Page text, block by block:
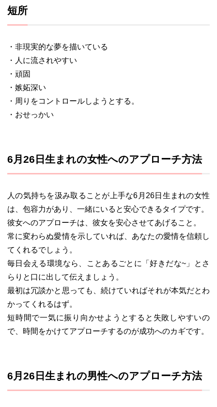
短所
・非現実的な夢を描いている
・人に流されやすい
・頑固
・嫉妬深い
・周りをコントロールしようとする。
・おせっかい
6月26日生まれの女性へのアプローチ方法
人の気持ちを汲み取ることが上手な6月26日生まれの女性
は、包容力があり、一緒にいると安心できるタイプです。
彼女へのアプローチは、彼女を安心させてあげること。
常に変わらぬ愛情を示していれば、あなたの愛情を信頼し
てくれるでしょう。
毎日会える環境なら、ことあるごとに「好きだな~」とさ
らりと口に出して伝えましょう。
最初は冗談かと思っても、続けていればそれが本気だとわ
かってくれるはず。
短時間で一気に振り向かせようとすると失敗しやすいの
で、時間をかけてアプローチするのが成功へのカギです。
6月26日生まれの男性へのアプローチ方法